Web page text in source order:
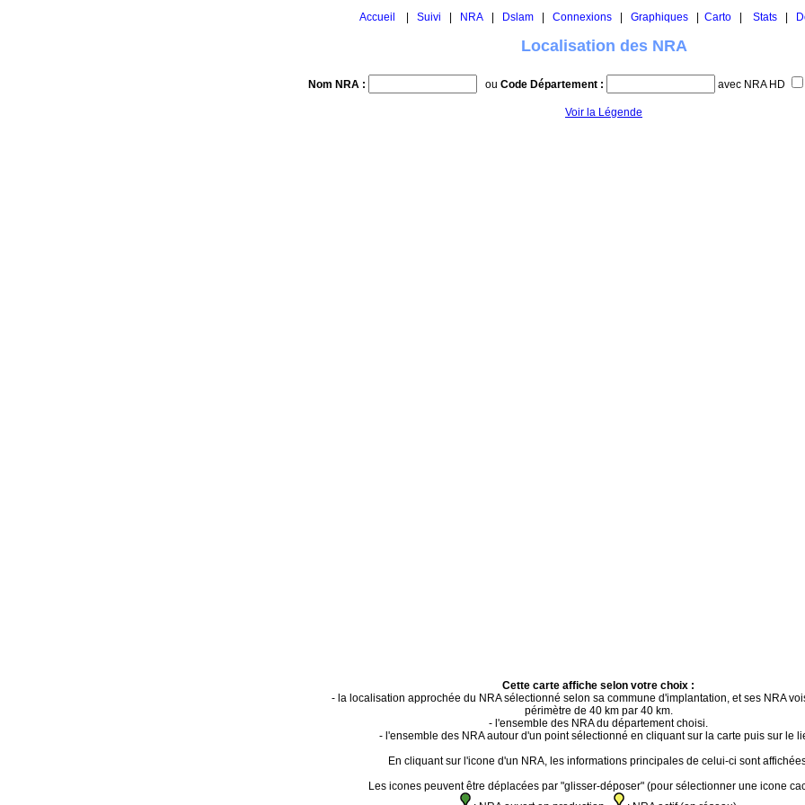
Accueil Suivi NRA Dslam Connexions Graphiques Carto Stats
Localisation des NRA
Nom NRA : ou Code Département : avec NRA HD
Voir la Légende
Cette carte affiche selon votre choix :
- la localisation approchée du NRA sélectionné selon sa commune d'implantation, et ses NRA
périmètre de 40 km par 40 km.
- l'ensemble des NRA du département choisi.
- l'ensemble des NRA autour d'un point sélectionné en cliquant sur la carte puis sur le
En cliquant sur l'icone d'un NRA, les informations principales de celui-ci sont
Les icones peuvent être déplacées par "glisser-déposer" (pour sélectionner une icone